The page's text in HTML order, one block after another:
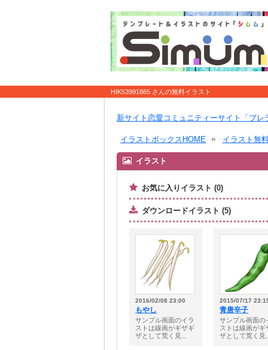
HIK53991865 さんの無料イラスト
新サイト恋愛コミュニティーサイト「ブレ
イラストボックスHOME イラスト無
イラスト
お気に入りイラスト (0)
ダウンロードイラスト (5)
2016/02/08 23:00
もやし
サンプル画面のイラ
ストは線画がギザギ
ザとして荒く見...
2015/07/17
青唐辛子
サンプル画面の
ストは線画がギ
ザとして荒く見